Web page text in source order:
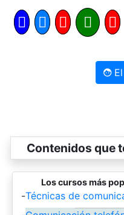
El
Contenidos que
Los cursos más
-Técnicas de